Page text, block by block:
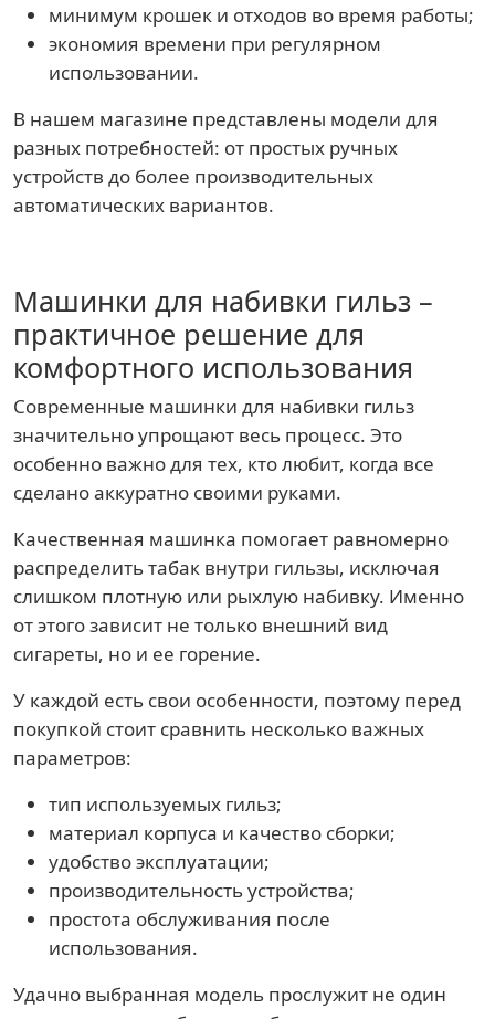
минимум крошек и отходов во время работы;
экономия времени при регулярном
использовании.
В нашем магазине представлены модели для
разных потребностей: от простых ручных
устройств до более производительных
автоматических вариантов.
Машинки для набивки гильз –
практичное решение для
комфортного использования
Современные машинки для набивки гильз
значительно упрощают весь процесс. Это
особенно важно для тех, кто любит, когда все
сделано аккуратно своими руками.
Качественная машинка помогает равномерно
распределить табак внутри гильзы, исключая
слишком плотную или рыхлую набивку. Именно
от этого зависит не только внешний вид
сигареты, но и ее горение.
У каждой есть свои особенности, поэтому перед
покупкой стоит сравнить несколько важных
параметров:
тип используемых гильз;
материал корпуса и качество сборки;
удобство эксплуатации;
производительность устройства;
простота обслуживания после
использования.
Удачно выбранная модель прослужит не один